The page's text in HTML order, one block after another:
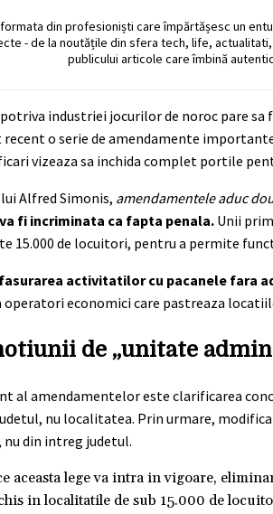
din profesioniști care împărtășesc un
- de la noutățile din sfera tech, life,
publicului articole care îmbină
industriei jocurilor de noroc pare
o serie de amendamente
vizeaza sa inchida complet portile
Alfred Simonis, amendamentele aduc
fi incriminata ca fapta penala. Unii
15.000 de locuitori, pentru a permite
activitatilor cu pacanele fara
operatori economici care pastreaza
de „unitate
al amendamentelor este clarificarea
nu localitatea. Prin urmare,
din intreg judetul.
aceasta lege va intra in vigoare,
in localitatile de sub 15.000 de